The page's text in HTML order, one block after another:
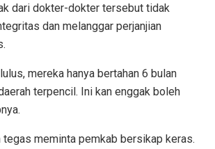
dari dokter-dokter tersebut tidak
dan melanggar perjanjian
mereka hanya bertahan 6 bulan
terpencil. Ini kan enggak boleh
tegas meminta pemkab bersikap keras.